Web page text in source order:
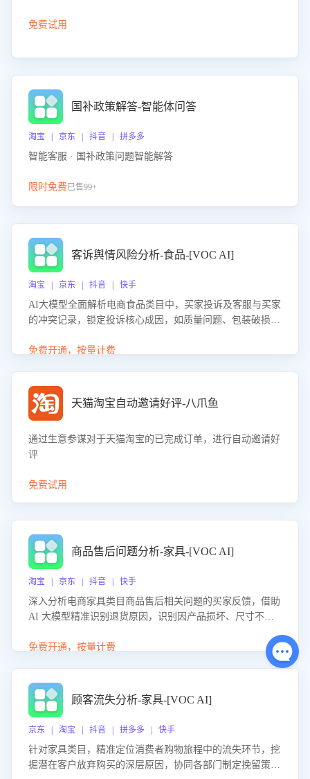
免费试用
国补政策解答-智能体问答
淘宝 | 京东 | 抖音 | 拼多多
智能客服 · 国补政策问题智能解答
限时免费已售99+
客诉舆情风险分析-食品-[VOC AI]
淘宝 | 京东 | 抖音 | 快手
AI大模型全面解析电商食品类目中，买家投诉及客服与买家
的冲突记录，锁定投诉核心成因，如质量问题、包装破损
置差评防控，提升客户满意度。
免费开通，按量计费
天猫淘宝自动邀请好评-八爪鱼
通过生意参谋对于天猫淘宝的已完成订单，进行自动邀请好
评
免费试用
商品售后问题分析-家具-[VOC AI]
淘宝 | 京东 | 抖音 | 快手
深入分析电商家具类目商品售后相关问题的买家反馈，借助
AI 大模型精准识别退货原因，识别因产品损坏、尺寸不符
力商家优化产品或服务，实现销售额的显著提升。
免费开通，按量计费
顾客流失分析-家具-[VOC AI]
京东 | 淘宝 | 抖音 | 拼多多 | 快手
针对家具类目，精准定位消费者购物旅程中的流失环节，挖
掘潜在客户放弃购买的深层原因，协同各部门制定挽留策